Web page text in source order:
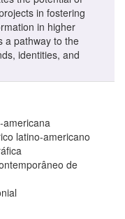
in fostering
in higher
a pathway to the
identities, and
americana
latino-americano
de